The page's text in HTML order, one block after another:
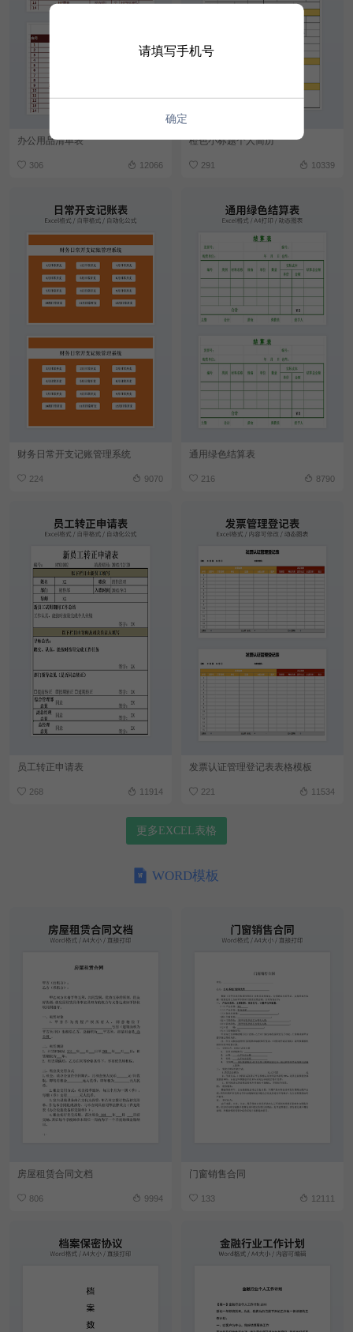
办公用品清单表
306 12066
橙色小标题个人简历
291 10339
财务日常开支记账管理系统
224 9070
通用绿色结算表
216 8790
员工转正申请表
268 11914
发票认证管理登记表表格模板
221 11534
更多EXCEL表格
WORD模板
房屋租赁合同文档
806 9994
门窗销售合同
133 12111
请填写手机号
确定